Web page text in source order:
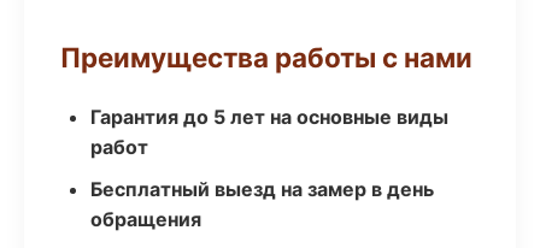
Преимущества работы с нами
Гарантия до 5 лет на основные виды
работ
Бесплатный выезд на замер в день
обращения